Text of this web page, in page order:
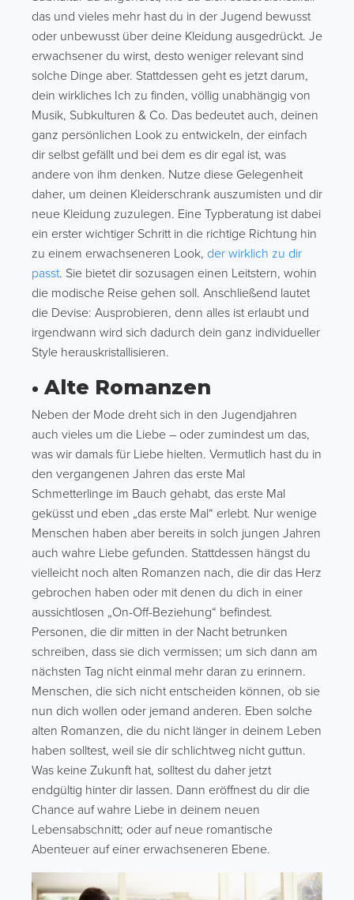
das und vieles mehr hast du in der Jugend bewusst
oder unbewusst über deine Kleidung ausgedrückt. Je
erwachsener du wirst, desto weniger relevant sind
solche Dinge aber. Stattdessen geht es jetzt darum,
dein wirkliches Ich zu finden, völlig unabhängig von
Musik, Subkulturen & Co. Das bedeutet auch, deinen
ganz persönlichen Look zu entwickeln, der einfach
dir selbst gefällt und bei dem es dir egal ist, was
andere von ihm denken. Nutze diese Gelegenheit
daher, um deinen Kleiderschrank auszumisten und dir
neue Kleidung zuzulegen. Eine Typberatung ist dabei
ein erster wichtiger Schritt in die richtige Richtung hin
zu einem erwachseneren Look, der wirklich zu dir
passt. Sie bietet dir sozusagen einen Leitstern, wohin
die modische Reise gehen soll. Anschließend lautet
die Devise: Ausprobieren, denn alles ist erlaubt und
irgendwann wird sich dadurch dein ganz individueller
Style herauskristallisieren.
• Alte Romanzen
Neben der Mode dreht sich in den Jugendjahren
auch vieles um die Liebe – oder zumindest um das,
was wir damals für Liebe hielten. Vermutlich hast du in
den vergangenen Jahren das erste Mal
Schmetterlinge im Bauch gehabt, das erste Mal
geküsst und eben „das erste Mal“ erlebt. Nur wenige
Menschen haben aber bereits in solch jungen Jahren
auch wahre Liebe gefunden. Stattdessen hängst du
vielleicht noch alten Romanzen nach, die dir das Herz
gebrochen haben oder mit denen du dich in einer
aussichtlosen „On-Off-Beziehung“ befindest.
Personen, die dir mitten in der Nacht betrunken
schreiben, dass sie dich vermissen; um sich dann am
nächsten Tag nicht einmal mehr daran zu erinnern.
Menschen, die sich nicht entscheiden können, ob sie
nun dich wollen oder jemand anderen. Eben solche
alten Romanzen, die du nicht länger in deinem Leben
haben solltest, weil sie dir schlichtweg nicht guttun.
Was keine Zukunft hat, solltest du daher jetzt
endgültig hinter dir lassen. Dann eröffnest du dir die
Chance auf wahre Liebe in deinem neuen
Lebensabschnitt; oder auf neue romantische
Abenteuer auf einer erwachseneren Ebene.